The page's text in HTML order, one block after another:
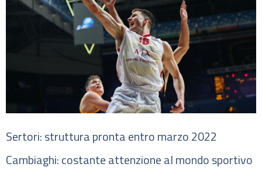
Sertori: struttura pronta entro marzo 2022
Cambiaghi: costante attenzione al mondo sportivo